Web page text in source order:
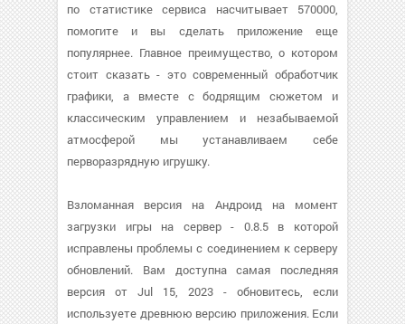
по статистике сервиса насчитывает 570000,
помогите и вы сделать приложение еще
популярнее. Главное преимущество, о котором
стоит сказать - это современный обработчик
графики, а вместе с бодрящим сюжетом и
классическим управлением и незабываемой
атмосферой мы устанавливаем себе
перворазрядную игрушку.
Взломанная версия на Андроид на момент
загрузки игры на сервер - 0.8.5 в которой
исправлены проблемы с соединением к серверу
обновлений. Вам доступна самая последняя
версия от Jul 15, 2023 - обновитесь, если
используете древнюю версию приложения. Если